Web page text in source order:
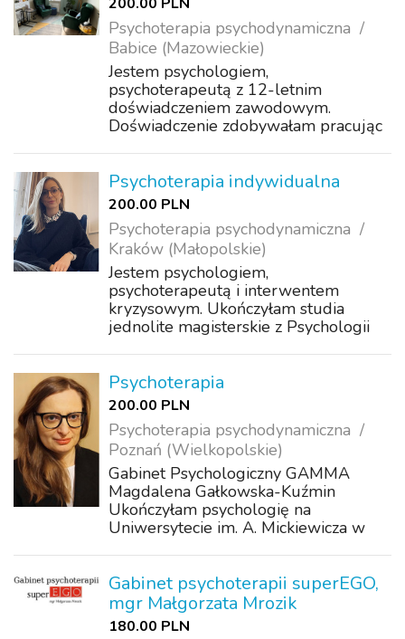
Psychoterapia psychodynamiczna
Babice (Mazowieckie)
Jestem psychologiem,
psychoterapeutą z 12-letnim
doświadczeniem zawodowym.
Doświadczenie zdobywałam pracując
Koordynacyjnym w Instytucie
Psychiatrii i Neurologii w Warszawie
oraz Ośrodku CENT...
Psychoterapia indywidualna
200.00 PLN
Psychoterapia psychodynamiczna
Kraków (Małopolskie)
Jestem psychologiem,
psychoterapeutą i interwentem
kryzysowym. Ukończyłam studia
jednolite magisterskie z Psychologii
Psychoterapeutyczne w Śląskiej
Szkole Psychoterapii, akredytowane
przez S...
Psychoterapia
200.00 PLN
Psychoterapia psychodynamiczna
Poznań (Wielkopolskie)
Gabinet Psychologiczny GAMMA
Magdalena Gałkowska-Kuźmin
Ukończyłam psychologię na
Uniwersytecie im. A. Mickiewicza w
oraz studia podyplomowe - Pomoc
Psychologiczna w Dziedzinie ...
Gabinet psychoterapii superEGO,
mgr Małgorzata Mrozik
180.00 PLN